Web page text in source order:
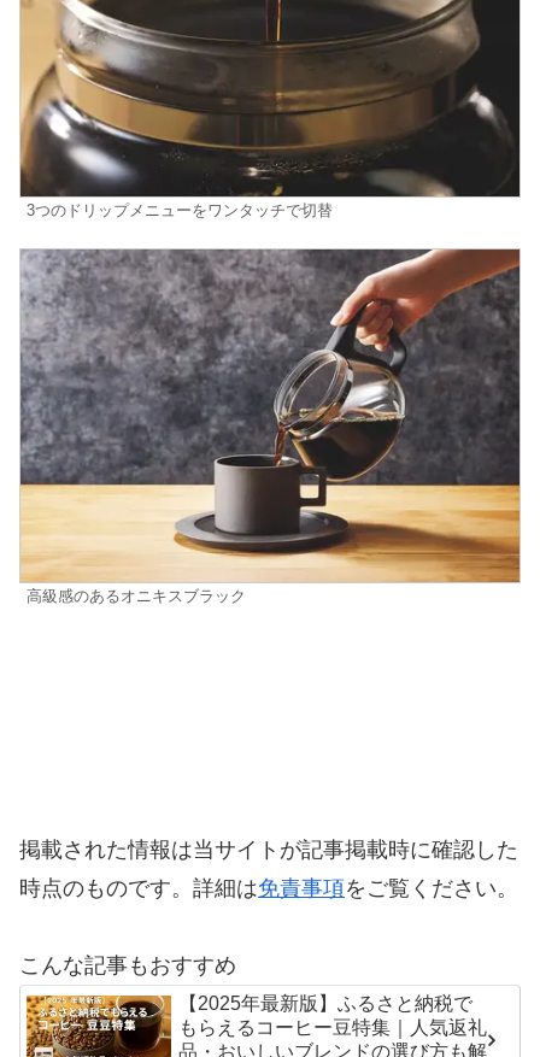
3つのドリップメニューをワンタッチで切替
高級感のあるオニキスブラック
掲載された情報は当サイトが記事掲載時に確認した
時点のものです。詳細は免責事項をご覧ください。
こんな記事もおすすめ
【2025年最新版】ふるさと納税で
もらえるコーヒー豆特集｜人気返礼
品・おいしいブレンドの選び方も解